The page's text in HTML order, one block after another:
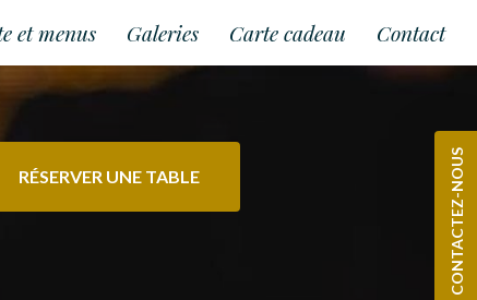
CONTACTEZ-NOUS
et menus Galeries Carte cadeau Contact
RÉSERVER UNE TABLE